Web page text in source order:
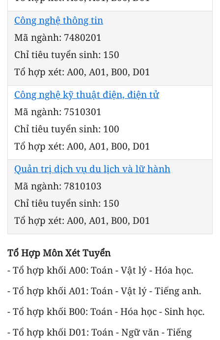
Công nghệ thông tin
Mã ngành: 7480201
Chỉ tiêu tuyển sinh: 150
Tổ hợp xét: A00, A01, B00, D01
Công nghệ kỹ thuật điện, điện tử
Mã ngành: 7510301
Chỉ tiêu tuyển sinh: 100
Tổ hợp xét: A00, A01, B00, D01
Quản trị dịch vụ du lịch và lữ hành
Mã ngành: 7810103
Chỉ tiêu tuyển sinh: 150
Tổ hợp xét: A00, A01, B00, D01
Tổ Hợp Môn Xét Tuyển
- Tổ hợp khối A00: Toán - Vật lý - Hóa học.
- Tổ hợp khối A01: Toán - Vật lý - Tiếng anh.
- Tổ hợp khối B00: Toán - Hóa học - Sinh học.
- Tổ hợp khối D01: Toán - Ngữ văn - Tiếng